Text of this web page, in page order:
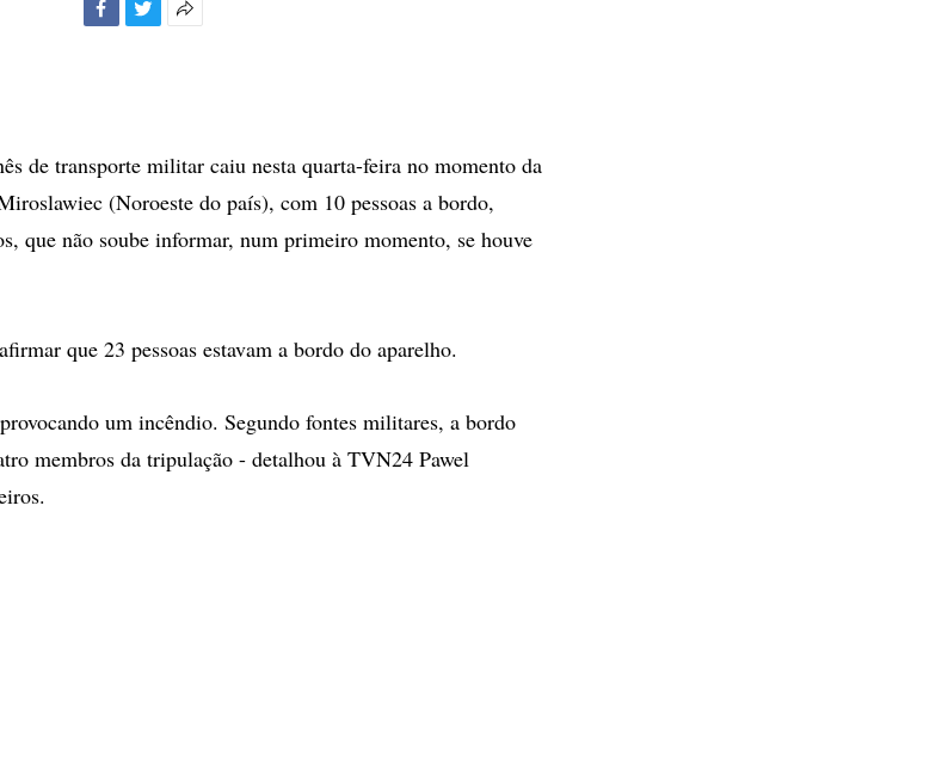
de transporte militar caiu nesta quarta-feira no momento da
(Noroeste do país), com 10 pessoas a bordo,
que não soube informar, num primeiro momento, se houve
que 23 pessoas estavam a bordo do aparelho.
um incêndio. Segundo fontes militares, a bordo
membros da tripulação - detalhou à TVN24 Pawel